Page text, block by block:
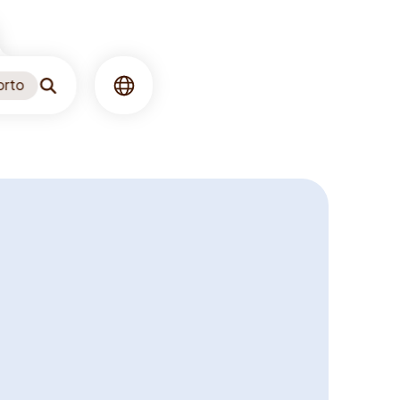
Ricerca Lingua